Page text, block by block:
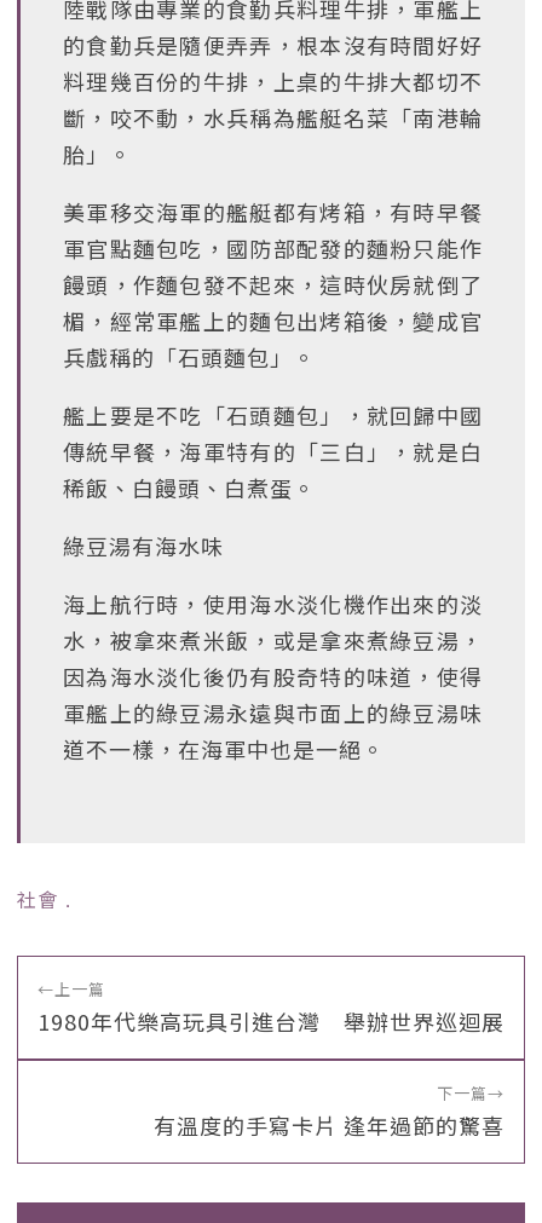
陸戰隊由專業的食勤兵料理牛排，軍艦上
的食勤兵是隨便弄弄，根本沒有時間好好
料理幾百份的牛排，上桌的牛排大都切不
斷，咬不動，水兵稱為艦艇名菜「南港輪
胎」。
美軍移交海軍的艦艇都有烤箱，有時早餐
軍官點麵包吃，國防部配發的麵粉只能作
饅頭，作麵包發不起來，這時伙房就倒了
楣，經常軍艦上的麵包出烤箱後，變成官
兵戲稱的「石頭麵包」。
艦上要是不吃「石頭麵包」，就回歸中國
傳統早餐，海軍特有的「三白」，就是白
稀飯、白饅頭、白煮蛋。
綠豆湯有海水味
海上航行時，使用海水淡化機作出來的淡
水，被拿來煮米飯，或是拿來煮綠豆湯，
因為海水淡化後仍有股奇特的味道，使得
軍艦上的綠豆湯永遠與市面上的綠豆湯味
道不一樣，在海軍中也是一絕。
社會 ﹒
←上一篇
1980年代樂高玩具引進台灣 舉辦世界巡迴展
下一篇→
有溫度的手寫卡片 逢年過節的驚喜